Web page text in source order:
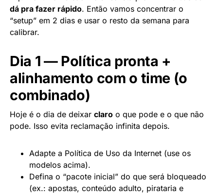
dá pra fazer rápido. Então vamos concentrar o
“setup” em 2 dias e usar o resto da semana para
calibrar.
Dia 1 — Política pronta +
alinhamento com o time (o
combinado)
Hoje é o dia de deixar claro o que pode e o que não
pode. Isso evita reclamação infinita depois.
Adapte a Política de Uso da Internet (use os
modelos acima).
Defina o “pacote inicial” do que será bloqueado
(ex.: apostas, conteúdo adulto, pirataria e